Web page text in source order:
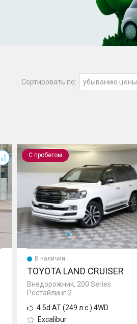
Сортировать по: убыванию цены
С пробегом
Land Cruiser
В наличии
TOYOTA LAND CRUISER
Внедорожник, 200 Series
Рестайлинг 2
4.5d AT (249 л.с.) 4WD
Excalibur